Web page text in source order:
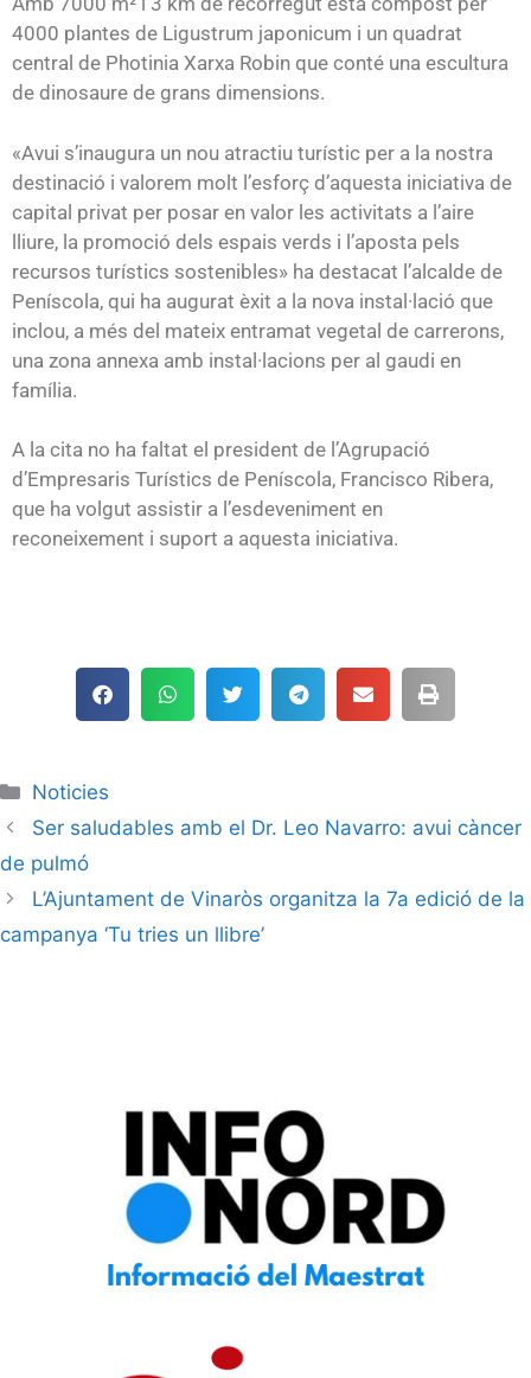
4000 plantes de Ligustrum japonicum i un quadrat
central de Photinia Xarxa Robin que conté una escultura
de dinosaure de grans dimensions.
«Avui s’inaugura un nou atractiu turístic per a la nostra
destinació i valorem molt l’esforç d’aquesta iniciativa de
capital privat per posar en valor les activitats a l’aire
lliure, la promoció dels espais verds i l’aposta pels
recursos turístics sostenibles» ha destacat l’alcalde de
Peníscola, qui ha augurat èxit a la nova instal·lació que
inclou, a més del mateix entramat vegetal de carrerons,
una zona annexa amb instal·lacions per al gaudi en
família.
A la cita no ha faltat el president de l’Agrupació
d’Empresaris Turístics de Peníscola, Francisco Ribera,
que ha volgut assistir a l’esdeveniment en
reconeixement i suport a aquesta iniciativa.
Noticies
Ser saludables amb el Dr. Leo Navarro: avui càncer
de pulmó
L’Ajuntament de Vinaròs organitza la 7a edició de la
campanya ‘Tu tries un llibre’